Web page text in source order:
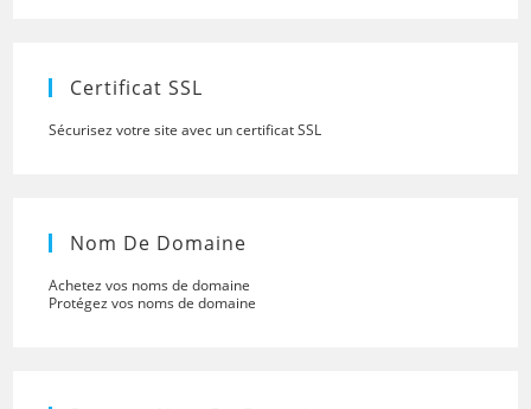
Certificat SSL
Sécurisez votre site avec un certificat SSL
Nom De Domaine
Achetez vos noms de domaine
Protégez vos noms de domaine